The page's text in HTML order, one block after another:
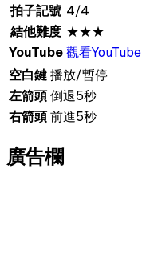
拍子記號 4/4
結他難度 ★★★
YouTube觀看YouTube
空白鍵播放/暫停
左箭頭倒退5秒
右箭頭前進5秒
廣告欄